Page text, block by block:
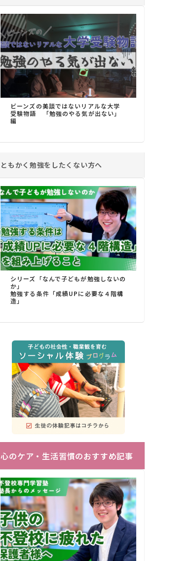
ビーンズの美談ではないリアルな大学
受験物語 「勉強のやる気が出ない」
編
ともかく勉強をしたくない方へ
シリーズ「なんで子どもが勉強しないの
か」
勉強する条件「成績UPに必要な４階構
造」
心のケア・生活習慣のおすすめ記事